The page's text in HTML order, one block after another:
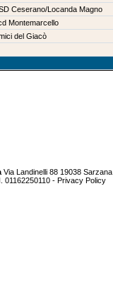
Ceserano/Locanda Magno
Montemarcello
del Giacò
Via Landinelli 88 19038
01162250110 - Privacy Policy